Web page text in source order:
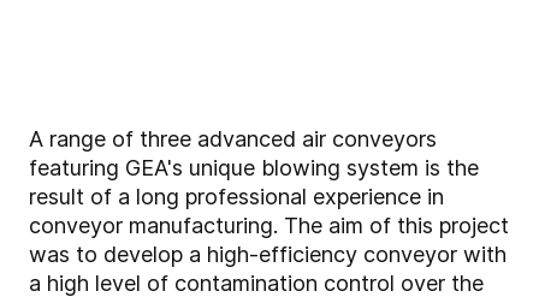
A range of three advanced air conveyors
featuring GEA's unique blowing system is the
result of a long professional experience in
conveyor manufacturing. The aim of this project
was to develop a high-efficiency conveyor with
a high level of contamination control over the